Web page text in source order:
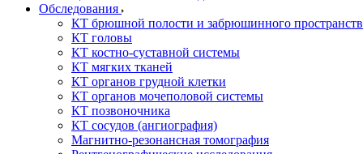
Обследования
КТ брюшной полости и забрюшинного
КТ головы
КТ костно-суставной системы
КТ мягких тканей
КТ органов грудной клетки
КТ органов мочеполовой системы
КТ позвоночника
КТ сосудов (ангиография)
Магнитно-резонансная томография